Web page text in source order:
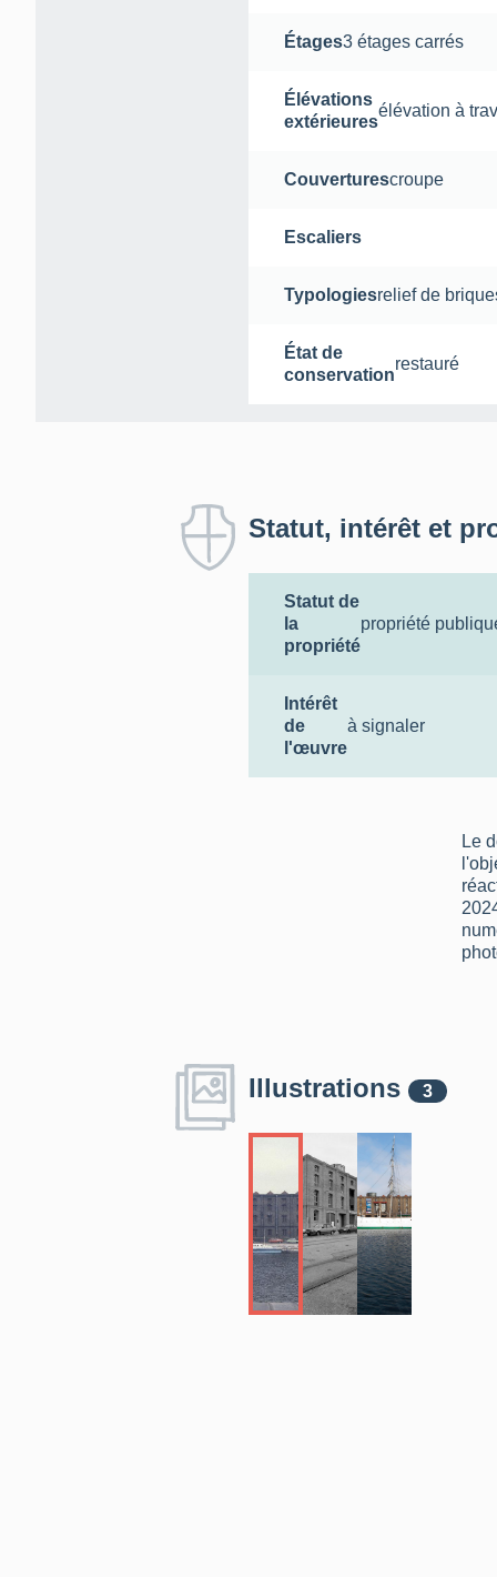
Étages3 étages carrés
Élévations
extérieures
élévation à
Couverturescroupe
Escaliers
Typologiesrelief de
État de
conservation
restauré
Statut, intérêt et
Statut de
la
propriété
propriété
Intérêt
de
l'œuvre
à signaler
Le
Illustrations 3